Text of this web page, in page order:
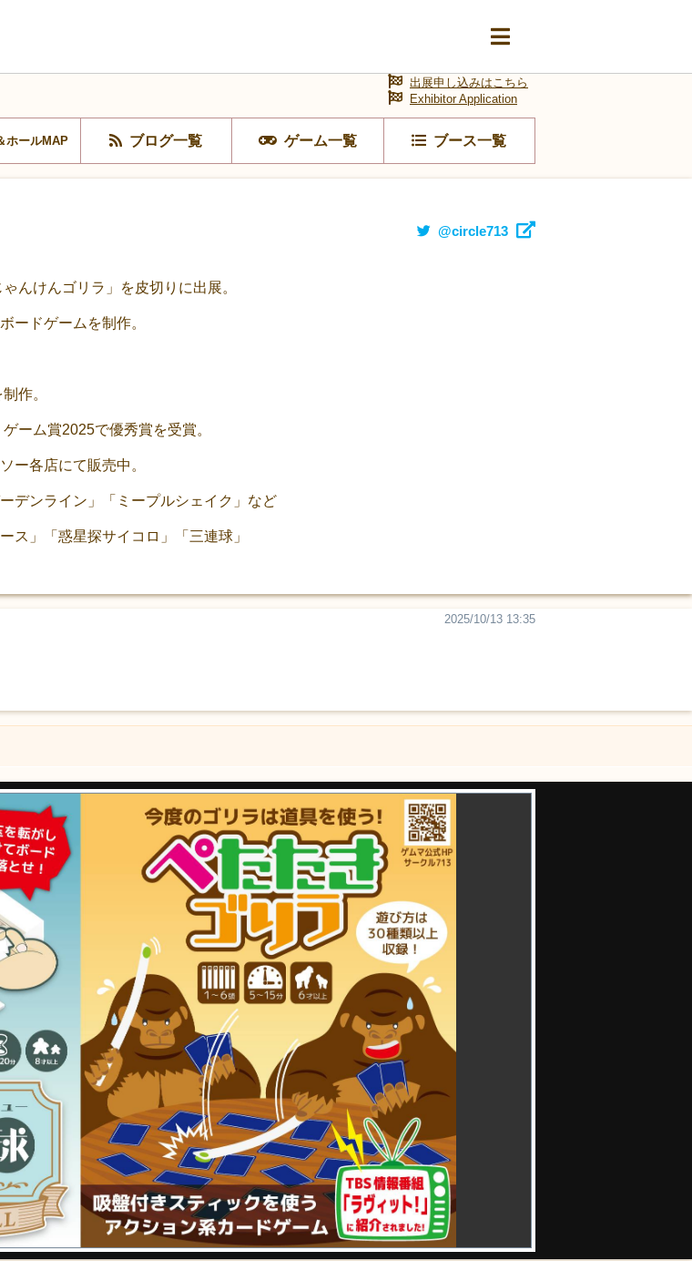
ホールMAP ブログ一覧 ゲーム一覧 ブース一覧
出展申し込みはこちら
Exhibitor Application
@circle713
んけんゴリラ」を皮切りに出展。
ードゲームを制作。
作。
ーム賞2025で優秀賞を受賞。
ー各店にて販売中。
デンライン」「ミープルシェイク」など
ス」「惑星探サイコロ」「三連球」
2025/10/13 13:35